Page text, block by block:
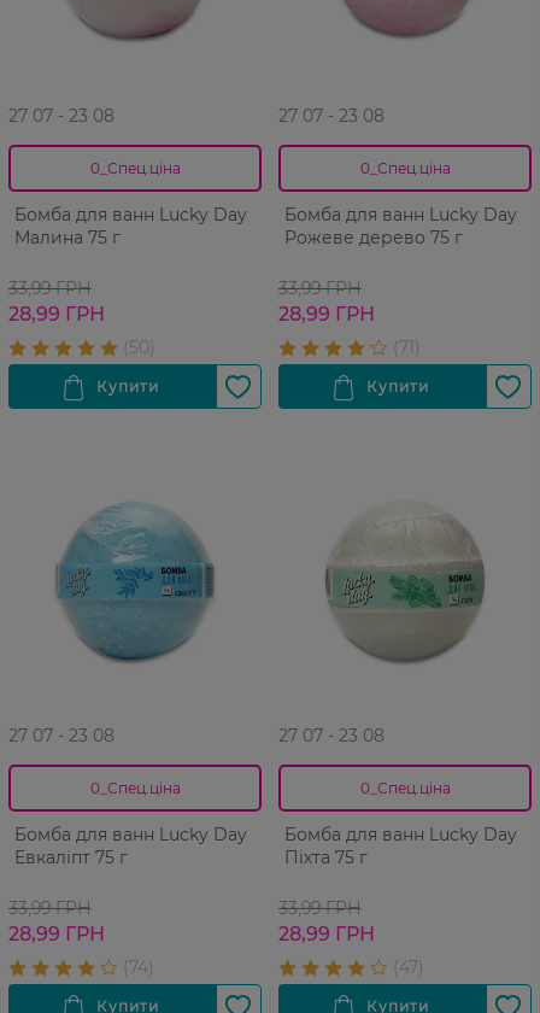
27 07 - 23 08
0_Спец.ціна
Бомба для ванн Lucky Day
Малина 75 г
33,99 ГРН
28,99 ГРН
27 07 - 23 08
0_Спец.ціна
Бомба для ванн Lucky Day
Рожеве дерево 75 г
33,99 ГРН
28,99 ГРН
27 07 - 23 08
0_Спец.ціна
Бомба для ванн Lucky Day
Евкаліпт 75 г
33,99 ГРН
28,99 ГРН
27 07 - 23 08
0_Спец.ціна
Бомба для ванн Lucky Day
Піхта 75 г
33,99 ГРН
28,99 ГРН